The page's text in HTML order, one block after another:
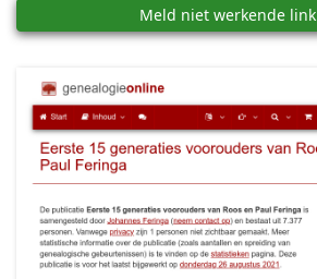
Meld niet werkende link